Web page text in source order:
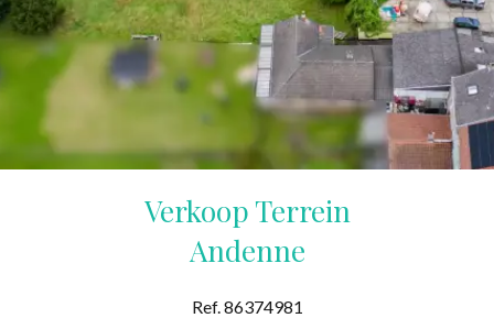
Verkoop Terrein
Andenne
Ref. 86374981